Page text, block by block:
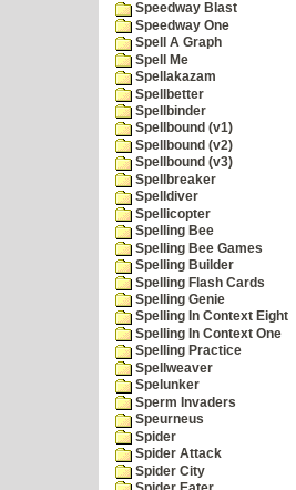
Speedway Blast
Speedway One
Spell A Graph
Spell Me
Spellakazam
Spellbetter
Spellbinder
Spellbound (v1)
Spellbound (v2)
Spellbound (v3)
Spellbreaker
Spelldiver
Spellicopter
Spelling Bee
Spelling Bee Games
Spelling Builder
Spelling Flash Cards
Spelling Genie
Spelling In Context Eight
Spelling In Context One
Spelling Practice
Spellweaver
Spelunker
Sperm Invaders
Speurneus
Spider
Spider Attack
Spider City